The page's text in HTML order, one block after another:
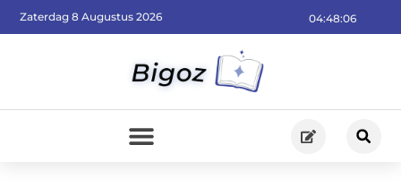
04:48:08
Zaterdag 8 Augustus 2026